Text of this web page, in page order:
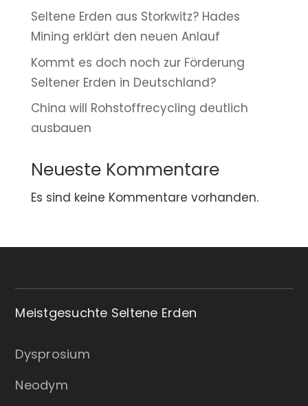
Seltene Erden aus Storkwitz? Hades
Mining erklärt den neuen Anlauf
Kommt es doch noch zur Förderung
Seltener Erden in Deutschland?
China will Rohstoffrecycling deutlich
ausbauen
Neueste Kommentare
Es sind keine Kommentare vorhanden.
Meistgesuchte Seltene Erden
Dysprosium
Neodym